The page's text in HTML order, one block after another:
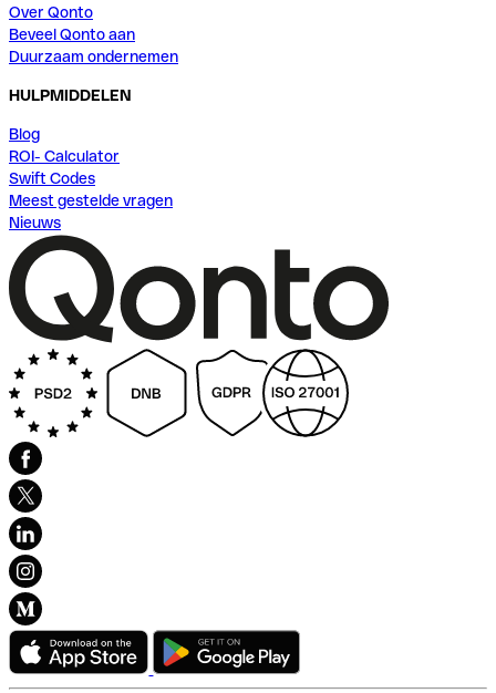
Over Qonto
Beveel Qonto aan
Duurzaam ondernemen
HULPMIDDELEN
Blog
ROI- Calculator
Swift Codes
Meest gestelde vragen
Nieuws